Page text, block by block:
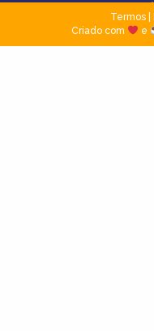
Termos|
Criado com
e